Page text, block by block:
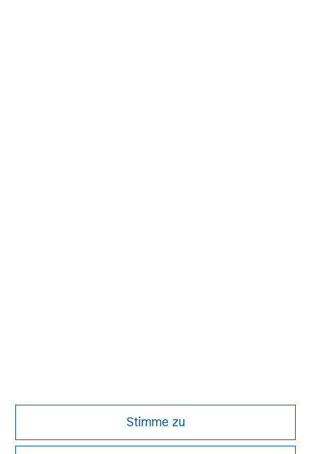
Stimme zuFactsheet (DE)
Wesentliche